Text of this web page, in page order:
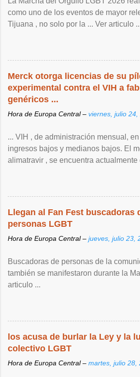
como uno de los eventos de mayor
Tijuana , no solo por la ... Ver articulo
Merck otorga licencias de su
experimental contra el VIH a
genéricos ...
Hora de Europa Central – viernes, julio 24,
... VIH , de ‌administración mensual,
ingresos bajos y medianos bajos. El
alimatravir , se encuentra actualmente
Llegan al Fan Fest buscadoras
personas LGBT
Hora de Europa Central – jueves, julio 23,
Buscadoras de personas de la
también se manifestaron durante la
articulo ...
los acusa de burlar la Ley y la
colectivo LGBT
Hora de Europa Central – martes, julio 28,